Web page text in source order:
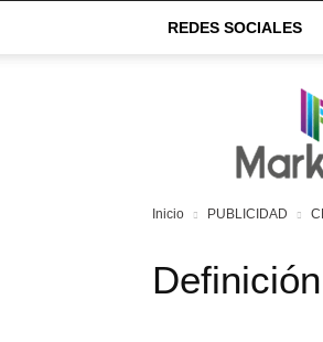
REDES SOCIALES
Inicio PUBLICIDAD